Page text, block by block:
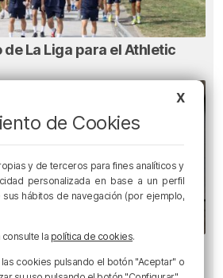
de La Liga para el Athletic
de semana en Bilbao,
del 30 de julio al 2 de
X
de Cookies
y de terceros para fines analíticos y
personalizada en base a un perfil
hábitos de navegación (por ejemplo,
consulte la política de cookies.
cookies pulsando el botón "Aceptar" o